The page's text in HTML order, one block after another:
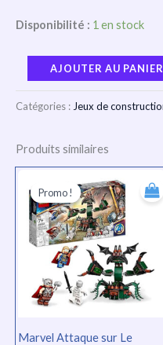
Disponibilité : 1 en stock
AJOUTER AU PANIER
Catégories : Jeux de
Produits similaires
Promo !
Marvel Attaque sur Le
Promo !
prix
initial
était :
TND
156.000.
prix